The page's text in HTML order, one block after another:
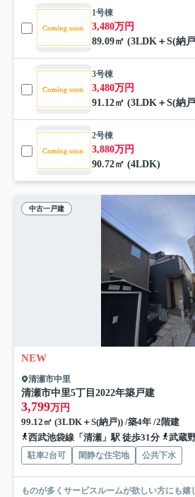
1号棟
3,480万円
89.09㎡ (3LDK＋S(納
3号棟
3,480万円
91.12㎡ (3LDK＋S(納
2号棟
3,880万円
90.72㎡ (4LDK)
中古一戸建
NEW
清瀬市中里
清瀬市中里5丁目2022年築戸建
3,799万円
99.12㎡ (3LDK＋S(納戸)) /築4年 /2階建
西武池袋線「清瀬」駅 徒歩31分
武蔵野
駐車2台可 閑静な住宅地 公共下水
ものが多くサービスルームが欲しい方にも嬉